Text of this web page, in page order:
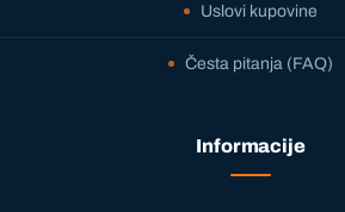
Uslovi kupovine
Česta pitanja (FAQ)
Informacije